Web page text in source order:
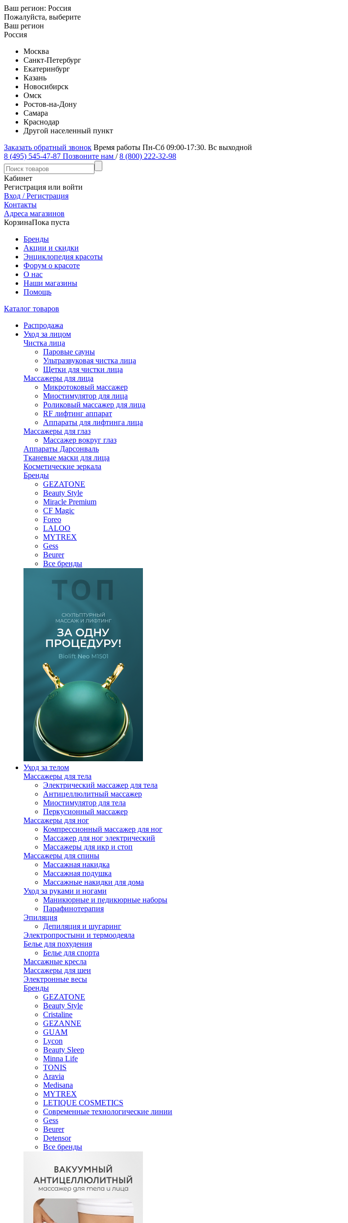
Ваш регион: Россия
Пожалуйста, выберите
Ваш регион
Россия
Москва
Санкт-Петербург
Екатеринбург
Казань
Новосибирск
Омск
Ростов-на-Дону
Самара
Краснодар
Другой населенный пункт
Заказать обратный звонок Время работы Пн-Сб 09:00-17:30. Вс выходной
8 (495) 545-47-87 Позвоните нам / 8 (800) 222-32-98
Кабинет
Регистрация или войти
Вход / Регистрация
Контакты
Адреса магазинов
КорзинаПока пуста
Бренды
Акции и скидки
Энциклопедия красоты
Форум о красоте
О нас
Наши магазины
Помощь
Каталог товаров
Распродажа
Уход за лицом
Чистка лица
Паровые сауны
Ультразвуковая чистка лица
Щетки для чистки лица
Массажеры для лица
Микротоковый массажер
Миостимулятор для лица
Роликовый массажер для лица
RF лифтинг аппарат
Аппараты для лифтинга лица
Массажеры для глаз
Массажер вокруг глаз
Аппараты Дарсонваль
Тканевые маски для лица
Косметические зеркала
Бренды
GEZATONE
Beauty Style
Miracle Premium
CF Magic
Foreo
LALOO
MYTREX
Gess
Beurer
Все бренды
Уход за телом
Массажеры для тела
Электрический массажер для тела
Антицеллюлитный массажер
Миостимулятор для тела
Перкусионный массажер
Массажеры для ног
Компрессионный массажер для ног
Массажер для ног электрический
Массажеры для икр и стоп
Массажеры для спины
Массажная накидка
Массажная подушка
Массажные накидки для дома
Уход за руками и ногами
Маникюрные и педикюрные наборы
Парафинотерапия
Эпиляция
Депиляция и шугаринг
Электропростыни и термоодеяла
Белье для похудения
Белье для спорта
Массажные кресла
Массажеры для шеи
Электронные весы
Бренды
GEZATONE
Beauty Style
Cristaline
GEZANNE
GUAM
Lycon
Beauty Sleep
Minna Life
TONIS
Aravia
Medisana
MYTREX
LETIQUE COSMETICS
Современные технологические линии
Gess
Beurer
Detensor
Все бренды